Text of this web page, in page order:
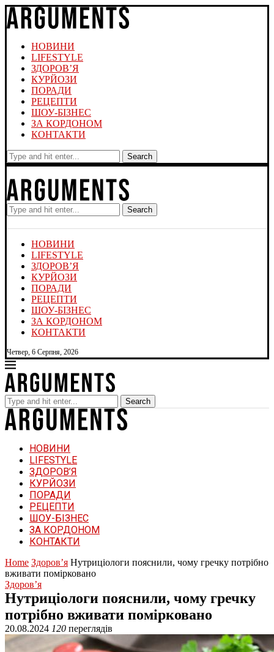
НОВИНИ
LIFESTYLE
ЗДОРОВ’Я
КУРЙОЗИ
ПОРАДИ
РЕЦЕПТИ
ШОУ-БІЗНЕС
ЗА КОРДОНОМ
КОНТАКТИ
Search
Search
НОВИНИ
LIFESTYLE
ЗДОРОВ’Я
КУРЙОЗИ
ПОРАДИ
РЕЦЕПТИ
ШОУ-БІЗНЕС
ЗА КОРДОНОМ
КОНТАКТИ
Четвер, 6 Серпня, 2026
Search
НОВИНИ
LIFESTYLE
ЗДОРОВ’Я
КУРЙОЗИ
ПОРАДИ
РЕЦЕПТИ
ШОУ-БІЗНЕС
ЗА КОРДОНОМ
КОНТАКТИ
Home Здоров’я Нутриціологи пояснили, чому гречку потрібно
вживати помірковано
Здоров’я
Нутриціологи пояснили, чому гречку
потрібно вживати помірковано
20.08.2024 120 переглядів